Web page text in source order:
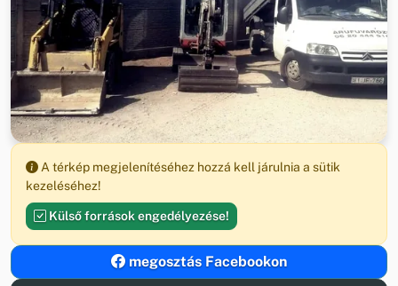
A térkép megjelenítéséhez hozzá kell járulnia a sütik
kezeléséhez!
Külső források engedélyezése!
megosztás Facebookon